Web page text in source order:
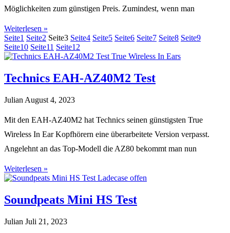
Möglichkeiten zum günstigen Preis. Zumindest, wenn man
Weiterlesen »
Seite1 Seite2 Seite3 Seite4 Seite5 Seite6 Seite7 Seite8 Seite9
Seite10 Seite11 Seite12
Technics EAH-AZ40M2 Test
Julian August 4, 2023
Mit den EAH-AZ40M2 hat Technics seinen günstigsten True
Wireless In Ear Kopfhörern eine überarbeitete Version verpasst.
Angelehnt an das Top-Modell die AZ80 bekommt man nun
Weiterlesen »
Soundpeats Mini HS Test
Julian Juli 21, 2023